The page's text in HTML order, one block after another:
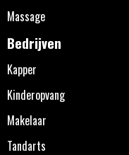
Massage
Bedrijven
Kapper
Kinderopvang
Makelaar
Tandarts